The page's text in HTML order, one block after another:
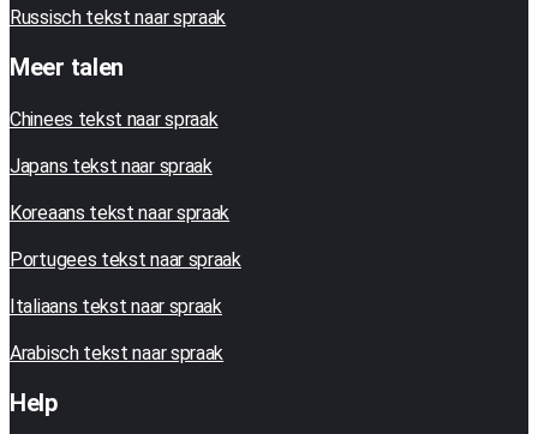
Russisch tekst naar spraak
Meer talen
Chinees tekst naar spraak
Japans tekst naar spraak
Koreaans tekst naar spraak
Portugees tekst naar spraak
Italiaans tekst naar spraak
Arabisch tekst naar spraak
Help